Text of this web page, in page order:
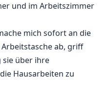
und im Arbeitszimmer
mich sofort an die
ab, griff
sie über ihre
Hausarbeiten zu